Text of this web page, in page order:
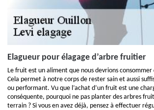
Elagueur pour élagage d’arbre fruitier
Le fruit est un aliment que nous devrions
Cela permet à notre corps de rester sain et aussi
ou performant. Vu que l’achat d’un fruit est une
conséquente, pourquoi ne pas planter des arbres
terrain ? Si vous en avez déjà, pensez à effectuer